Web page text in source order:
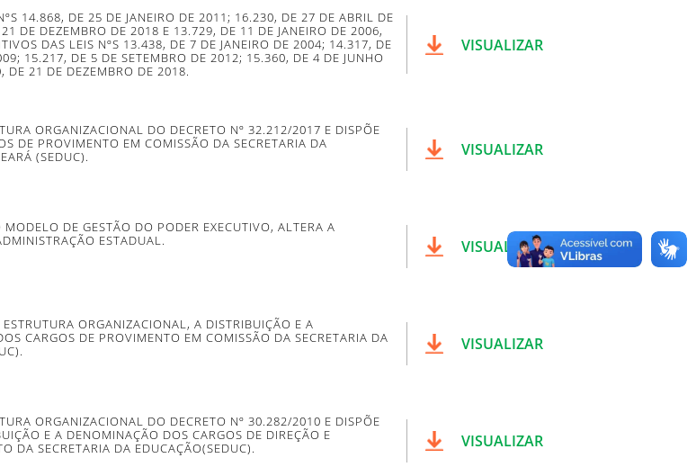
14.868, DE 25 DE JANEIRO DE 2011; 16.230, DE 27 DE ABRIL DE
DE DEZEMBRO DE 2018 E 13.729, DE 11 DE JANEIRO DE 2006,
DAS LEIS NºS 13.438, DE 7 DE JANEIRO DE 2004; 14.317, DE
15.217, DE 5 DE SETEMBRO DE 2012; 15.360, DE 4 DE JUNHO
DE 21 DE DEZEMBRO DE 2018.
VISUALIZAR
ORGANIZACIONAL DO DECRETO Nº 32.212/2017 E DISPÕE
DE PROVIMENTO EM COMISSÃO DA SECRETARIA DA
(SEDUC).
VISUALIZAR
MODELO DE GESTÃO DO PODER EXECUTIVO, ALTERA A
ESTADUAL.
VISUALIZAR
ORGANIZACIONAL, A DISTRIBUIÇÃO E A
CARGOS DE PROVIMENTO EM COMISSÃO DA SECRETARIA DA
VISUALIZAR
ORGANIZACIONAL DO DECRETO Nº 30.282/2010 E DISPÕE
E A DENOMINAÇÃO DOS CARGOS DE DIREÇÃO E
DA SECRETARIA DA EDUCAÇÃO(SEDUC).
VISUALIZAR